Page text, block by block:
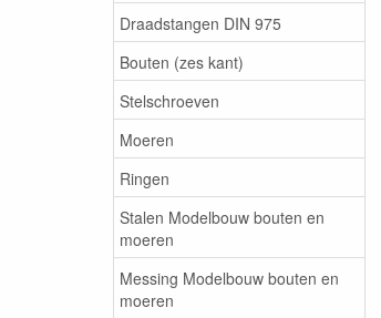
Draadstangen DIN 975
Bouten (zes kant)
Stelschroeven
Moeren
Ringen
Stalen Modelbouw bouten en
moeren
Messing Modelbouw bouten en
moeren